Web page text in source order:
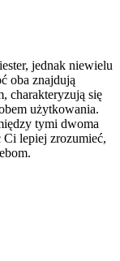
jednak niewielu
oba znajdują
charakteryzują się
użytkowania.
tymi dwoma
Ci lepiej zrozumieć,